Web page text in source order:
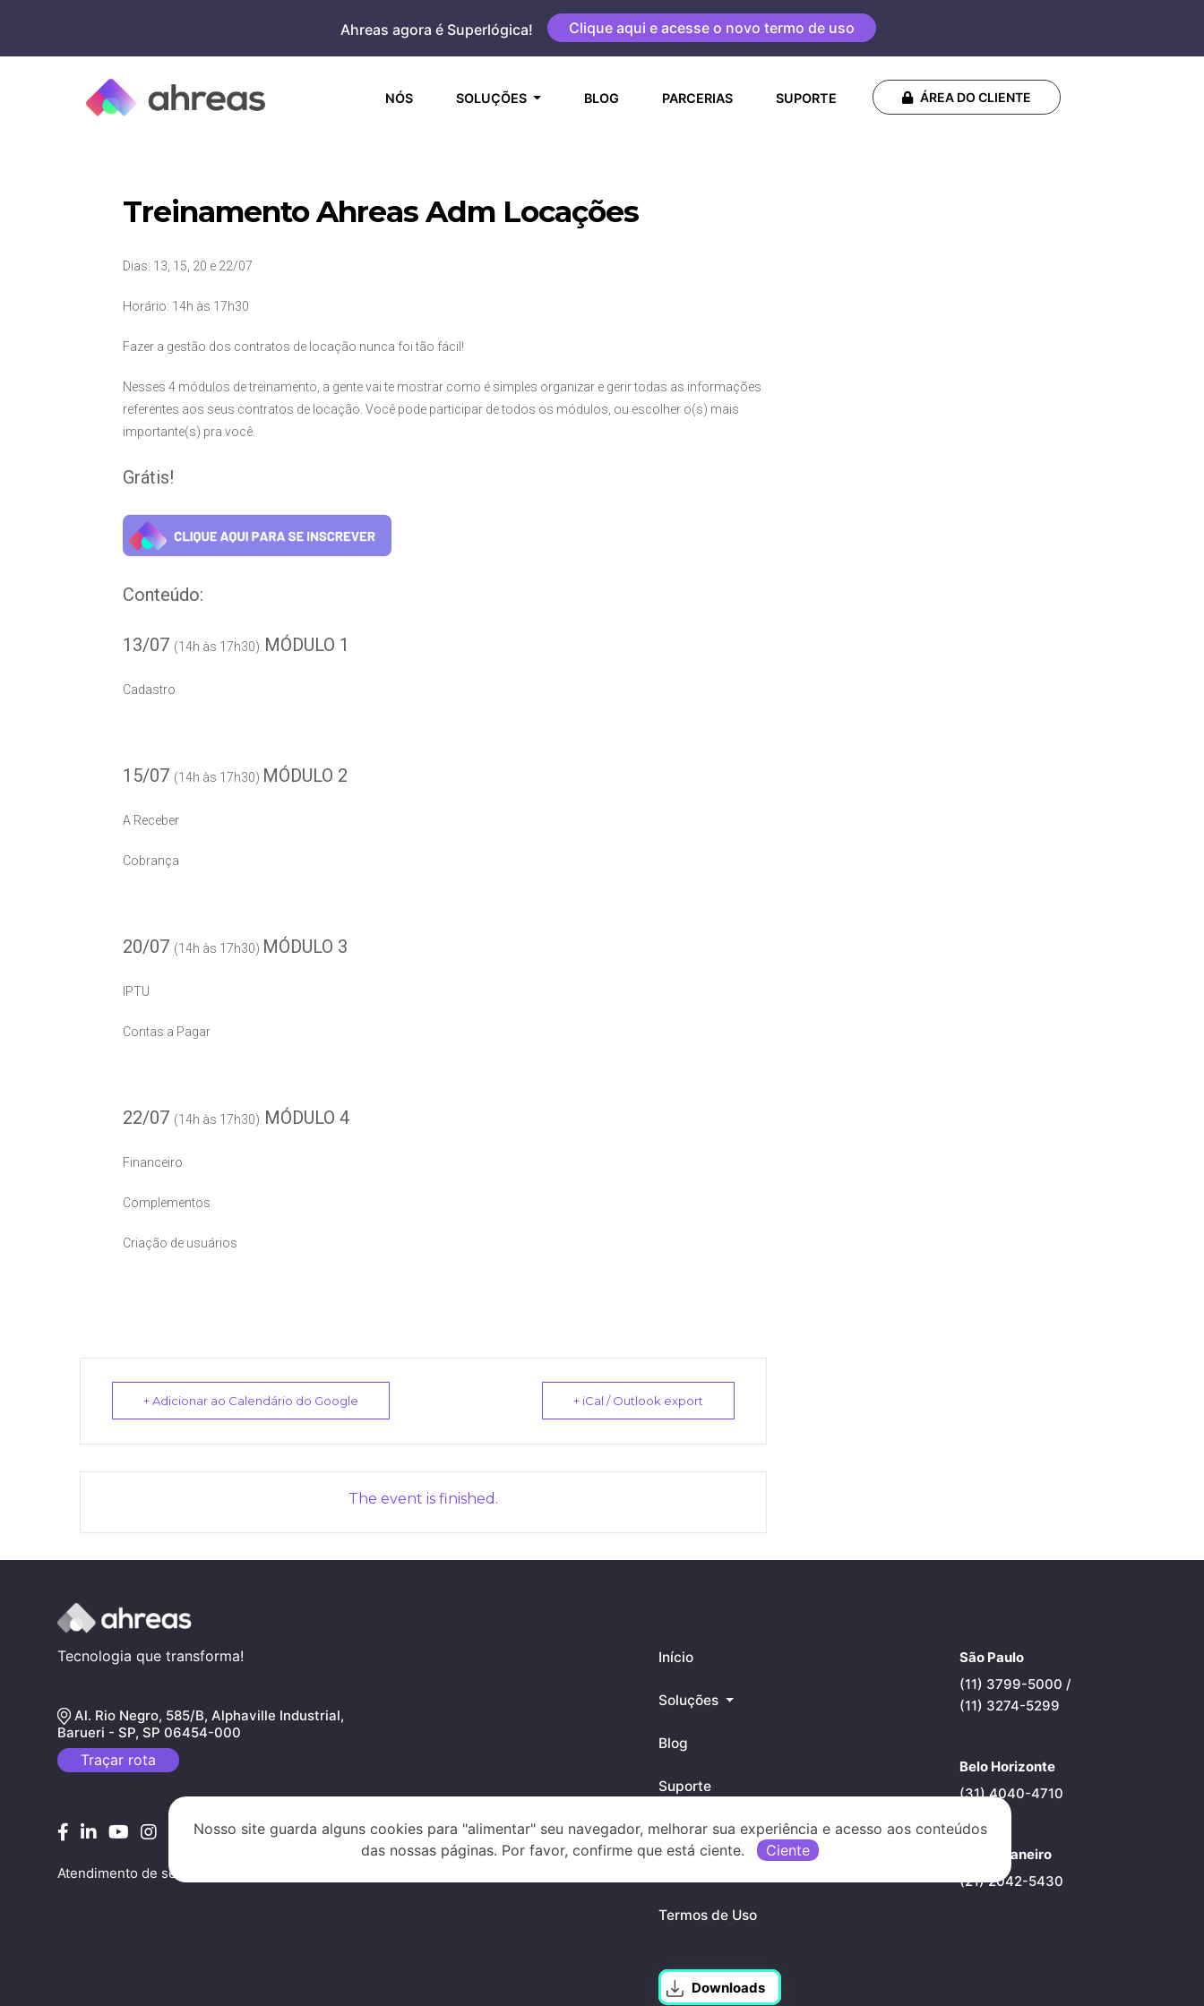
content
Ahreas agora é Superlógica! Clique aqui e acesse o novo termo de uso
NÓS(CURRENT)SOLUÇÕES BLOG PARCERIAS SUPORTE ÁREA DO CLIENTE
Nosso site guarda alguns cookies para "alimentar" seu navegador, melhorar sua experiência e acesso aos conteúdos
das nossas páginas. Por favor, confirme que está ciente.
Ciente
Treinamento Ahreas Adm Locações
Dias: 13, 15, 20 e 22/07
Horário: 14h às 17h30
Fazer a gestão dos contratos de locação nunca foi tão fácil!
Nesses 4 módulos de treinamento, a gente vai te mostrar como é simples organizar e gerir todas as informações
referentes aos seus contratos de locação. Você pode participar de todos os módulos, ou escolher o(s) mais
importante(s) pra você.
Grátis!
Conteúdo:
13/07 (14h às 17h30) MÓDULO 1
Cadastro
15/07 (14h às 17h30) MÓDULO 2
A Receber
Cobrança
20/07 (14h às 17h30) MÓDULO 3
IPTU
Contas a Pagar
22/07 (14h às 17h30) MÓDULO 4
Financeiro
Complementos
Criação de usuários
+ Adicionar ao Calendário do Google + iCal / Outlook export
The event is finished.
Tecnologia que transforma!
Al. Rio Negro, 585/B, Alphaville Industrial,
Barueri - SP, SP 06454-000
Traçar rota
Atendimento de segunda a sexta, das 09h às 17h
Início
Soluções
Blog
Suporte
Trabalhe conosco
Termos de Uso
Downloads
São Paulo
(11) 3799-5000 /
(11) 3274-5299
Belo Horizonte
(31) 4040-4710
Rio de Janeiro
(21) 2042-5430